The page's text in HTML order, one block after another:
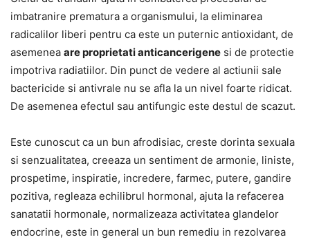
imbatranire prematura a organismului, la eliminarea
radicalilor liberi pentru ca este un puternic antioxidant, de
asemenea are proprietati anticancerigene si de protectie
impotriva radiatiilor. Din punct de vedere al actiunii sale
bactericide si antivrale nu se afla la un nivel foarte ridicat.
De asemenea efectul sau antifungic este destul de scazut.
Este cunoscut ca un bun afrodisiac, creste dorinta sexuala
si senzualitatea, creeaza un sentiment de armonie, liniste,
prospetime, inspiratie, incredere, farmec, putere, gandire
pozitiva, regleaza echilibrul hormonal, ajuta la refacerea
sanatatii hormonale, normalizeaza activitatea glandelor
endocrine, este in general un bun remediu in rezolvarea